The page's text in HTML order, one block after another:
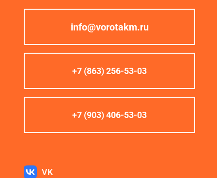
info@vorotakm.ru
+7 (863) 256-53-03
+7 (903) 406-53-03
VK